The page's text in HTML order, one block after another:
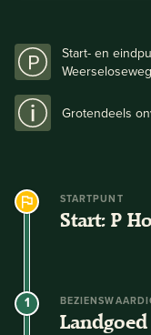
Start- en
Grotendeels
STARTPUNT
Start: P
1